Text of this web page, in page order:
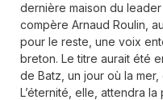
dernière maison du
compère Arnaud Roulin,
pour le reste, une voix
breton. Le titre aurait été
de Batz, un jour où la
L’éternité, elle, attendra